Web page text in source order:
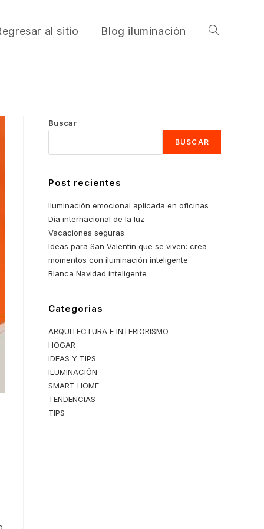
al sitio Blog iluminación Alternar
de
Buscar
BUSCAR
Post recientes
Iluminación emocional aplicada en oficinas
Día internacional de la luz
Vacaciones seguras
Ideas para San Valentín que se viven: crea
momentos con iluminación inteligente
Blanca Navidad inteligente
Categorias
ARQUITECTURA E INTERIORISMO
HOGAR
IDEAS Y TIPS
ILUMINACIÓN
SMART HOME
TENDENCIAS
TIPS